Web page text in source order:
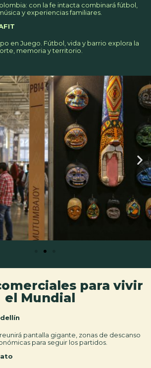
con la fe intacta combinará fútbol,
y experiencias familiares.
en Juego. Fútbol, vida y barrio explora la
memoria y territorio.
para vivir
el Mundial
pantalla gigante, zonas de descanso
para seguir los partidos.